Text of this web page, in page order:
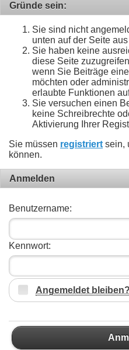
Gründe sein:
Sie sind nicht
unten auf der Seite
Sie haben keine
diese Seite
wenn Sie Beiträge
möchten oder
erlaubte Funktionen
Sie versuchen einen
keine Schreibrechte
Aktivierung Ihrer
Sie müssen registriert sein,
können.
Anmelden
Benutzername:
Kennwort:
Angemeldet bleiben?